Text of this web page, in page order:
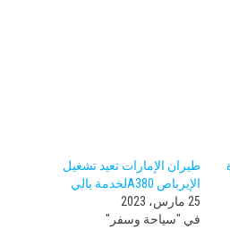
طيران الإمارات تعيد تشغيل
الإيرباص A380لخدمة بالي
25 مارس، 2023
في "سياحة وسفر"